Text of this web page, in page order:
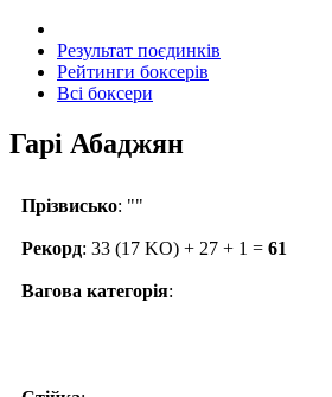
Результат поєдинків
Рейтинги боксерів
Всі боксери
Гарі Абаджян
Прізвисько: ""
Рекорд: 33 (17 KO) + 27 + 1 = 61
Вагова категорія: